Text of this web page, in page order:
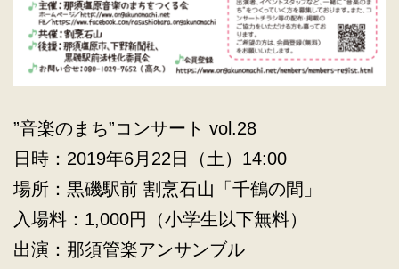
”音楽のまち”コンサート vol.28
日時：2019年6月22日（土）14:00
場所：黒磯駅前 割烹石山「千鶴の間」
入場料：1,000円（小学生以下無料）
出演：那須管楽アンサンブル